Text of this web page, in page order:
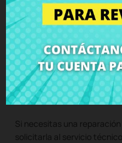
con tornillos incluidos
CompraBisagra izquierda
precio en CRParts -
también con nuestro
Si necesitas una
solicitarla al servicio